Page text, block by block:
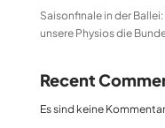
Saisonfinale in der
unsere Physios die
Recent
Es sind keine